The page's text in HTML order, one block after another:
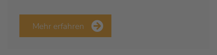
Mehr erfahren